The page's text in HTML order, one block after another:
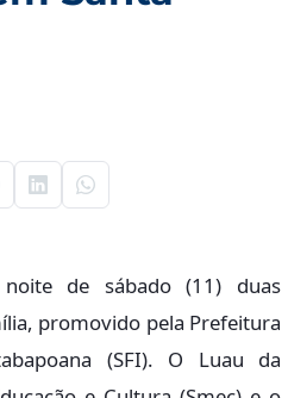
de sábado (11) duas
promovido pela Prefeitura
(SFI). O Luau da